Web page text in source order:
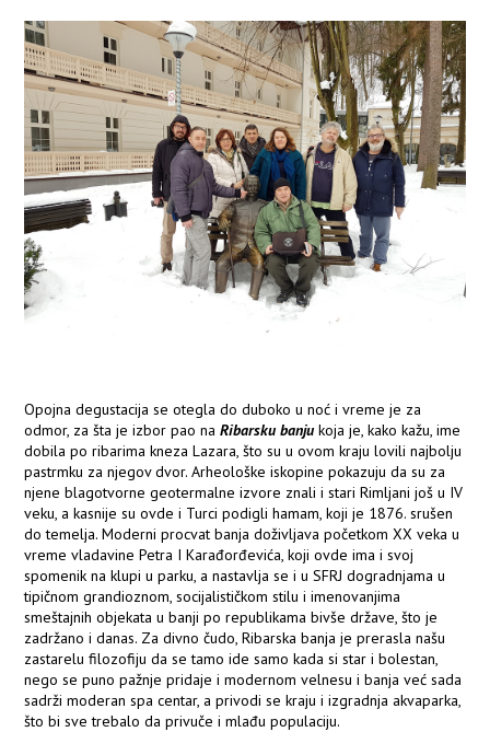
Opojna degustacija se otegla do duboko u noć i vreme je za
odmor, za šta je izbor pao na Ribarsku banju koja je, kako kažu, ime
dobila po ribarima kneza Lazara, što su u ovom kraju lovili najbolju
pastrmku za njegov dvor. Arheološke iskopine pokazuju da su za
njene blagotvorne geotermalne izvore znali i stari Rimljani još u IV
veku, a kasnije su ovde i Turci podigli hamam, koji je 1876. srušen
do temelja. Moderni procvat banja doživljava početkom XX veka u
vreme vladavine Petra I Karađorđevića, koji ovde ima i svoj
spomenik na klupi u parku, a nastavlja se i u SFRJ dogradnjama u
tipičnom grandioznom, socijalističkom stilu i imenovanjima
smeštajnih objekata u banji po republikama bivše države, što je
zadržano i danas. Za divno čudo, Ribarska banja je prerasla našu
zastarelu filozofiju da se tamo ide samo kada si star i bolestan,
nego se puno pažnje pridaje i modernom velnesu i banja već sada
sadrži moderan spa centar, a privodi se kraju i izgradnja akvaparka,
što bi sve trebalo da privuče i mlađu populaciju.